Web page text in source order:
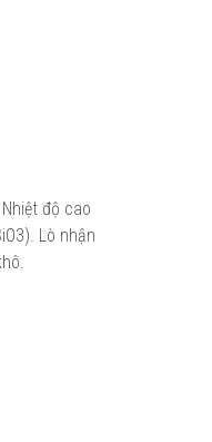
độ cao
Lò nhận